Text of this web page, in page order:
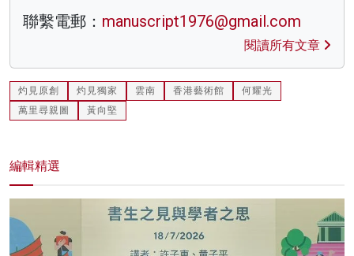
聯繫電郵： manuscript1976@gmail.com
閱讀所有文章
灼見原創 灼見獨家 雲南 香港藝術館
何耀光
萬里尋親圖
黃向堅
編輯精選